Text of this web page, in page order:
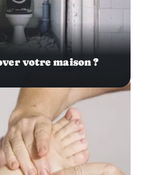
votre maison ?